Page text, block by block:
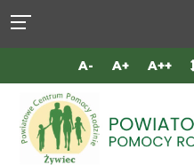
głównej
treści
menu
stopki
A- A+ A++